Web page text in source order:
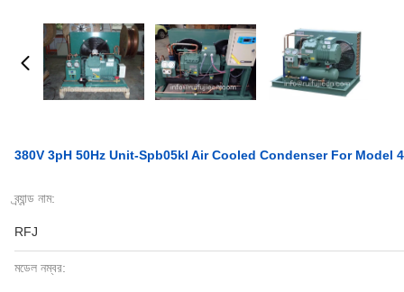
380V 3pH 50Hz Unit-Spb05kl Air Cooled Condenser For Model
ব্র্যান্ড নাম:
RFJ
মডেল নম্বর: